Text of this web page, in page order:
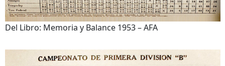
Del Libro: Memoria y Balance 1953 – AFA